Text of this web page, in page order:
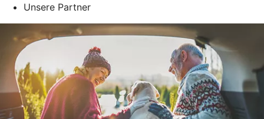
Unsere Partner